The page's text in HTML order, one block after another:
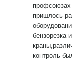
профсоюзах
пришлось
бензорезка
контроль